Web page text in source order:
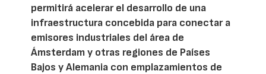
permitirá acelerar el desarrollo de una
infraestructura concebida para conectar a
emisores industriales del área de
Ámsterdam y otras regiones de Países
Bajos y Alemania con emplazamientos de